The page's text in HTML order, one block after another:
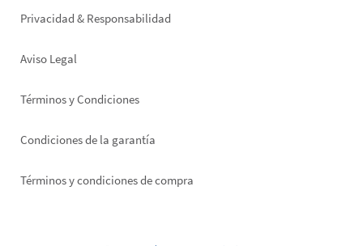
Privacidad & Responsabilidad
Aviso Legal
Términos y Condiciones
Condiciones de la garantía
Términos y condiciones de compra